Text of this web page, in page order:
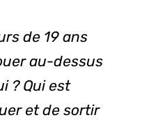
de 19 ans
au-dessus
? Qui est
et de sortir